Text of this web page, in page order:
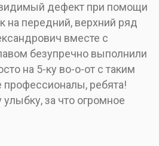
дефект при помощи
на передний, верхний ряд
вместе с
безупречно выполнили
на 5-ку во-о-от с таким
ребята!
улыбку, за что огромное